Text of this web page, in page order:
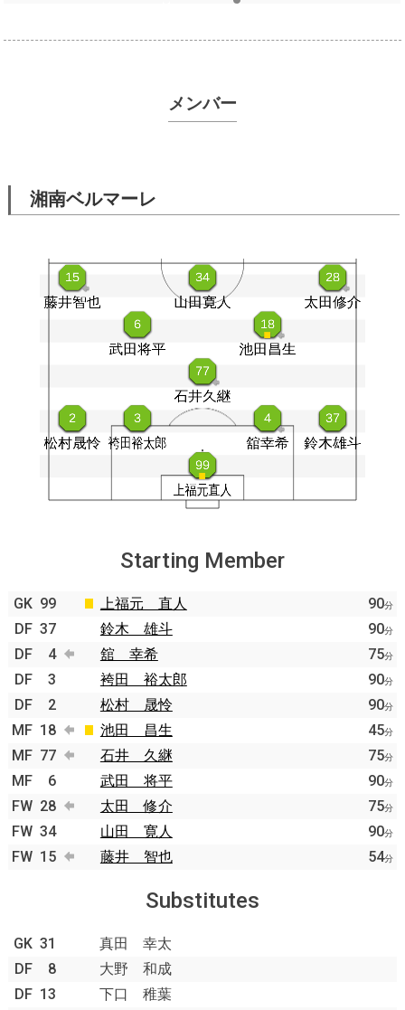
メンバー
湘南ベルマーレ
Starting Member
GK 99 上福元 直人 90分
DF 37 鈴木 雄斗 90分
DF 4 舘 幸希 75分
DF 3 袴田 裕太郎 90分
DF 2 松村 晟怜 90分
MF 18 池田 昌生 45分
MF 77 石井 久継 75分
MF 6 武田 将平 90分
FW 28 太田 修介 75分
FW 34 山田 寛人 90分
FW 15 藤井 智也 54分
Substitutes
GK 31
真田 幸太
DF
8
大野 和成
DF 13
下口 稚葉